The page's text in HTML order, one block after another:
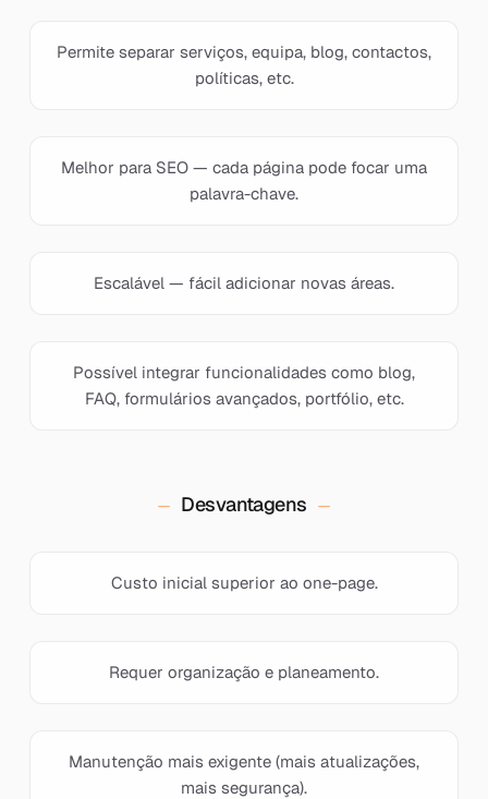
Permite separar serviços, equipa, blog, contactos,
políticas, etc.
Melhor para SEO — cada página pode focar uma
palavra-chave.
Escalável — fácil adicionar novas áreas.
Possível integrar funcionalidades como blog,
FAQ, formulários avançados, portfólio, etc.
Desvantagens
Custo inicial superior ao one-page.
Requer organização e planeamento.
Manutenção mais exigente (mais atualizações,
mais segurança).